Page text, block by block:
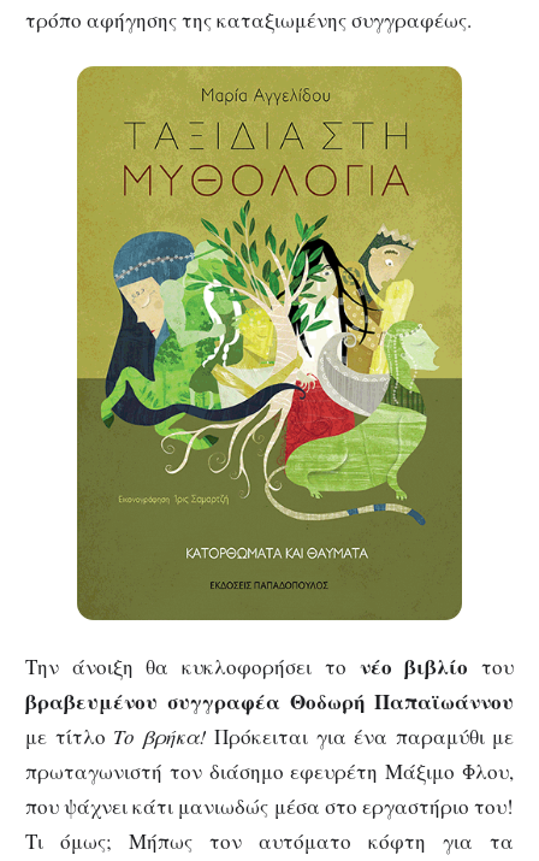
τρόπο αφήγησης της καταξιωμένης συγγραφέως.
Την άνοιξη θα κυκλοφορήσει το νέο βιβλίο του
βραβευμένου συγγραφέα Θοδωρή Παπαϊωάννου
με τίτλο Το βρήκα! Πρόκειται για ένα παραμύθι με
πρωταγωνιστή τον διάσημο εφευρέτη Μάξιμο Φλου,
που ψάχνει κάτι μανιωδώς μέσα στο εργαστήριο του!
Τι όμως; Μήπως τον αυτόματο κόφτη για τα